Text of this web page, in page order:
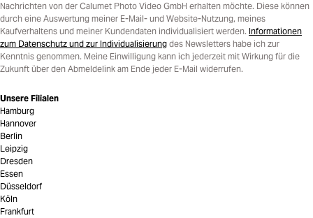
Nachrichten von der Calumet Photo Video GmbH erhalten möchte. Diese können
durch eine Auswertung meiner E-Mail- und Website-Nutzung, meines
Kaufverhaltens und meiner Kundendaten individualisiert werden. Informationen
zum Datenschutz und zur Individualisierung des Newsletters habe ich zur
Kenntnis genommen. Meine Einwilligung kann ich jederzeit mit Wirkung für die
Zukunft über den Abmeldelink am Ende jeder E-Mail widerrufen.
Unsere Filialen
Hamburg
Hannover
Berlin
Leipzig
Dresden
Essen
Düsseldorf
Köln
Frankfurt